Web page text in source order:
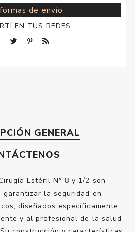
de envío
EN TUS REDES
GENERAL
Estéril N° 8 y 1/2 son
garantizar la seguridad en
diseñados específicamente
y al profesional de la salud